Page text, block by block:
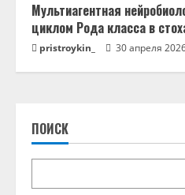
Мультиагентная
циклом Рода класса в
pristroykin_ 30 апреля
ПОИСК